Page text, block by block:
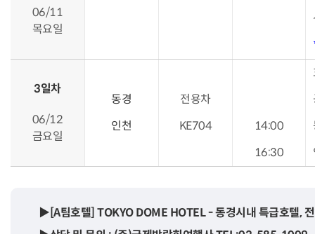
06/11
목요일
3일차
06/12
금요일
동경
전용차
인천
KE704 14:00
16:30
▶[A팀호텔] TOKYO DOME HOTEL - 동경시내 특급호텔,